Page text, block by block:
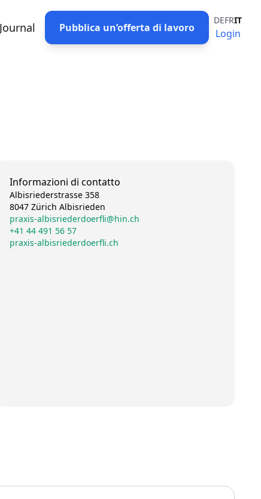
Pubblica un’offerta di lavoro
DEFRIT
Login
Informazioni di contatto
Albisriederstrasse 358
8047 Zürich Albisrieden
praxis-albisriederdoerfli@hin.ch
+41 44 491 56 57
praxis-albisriederdoerfli.ch